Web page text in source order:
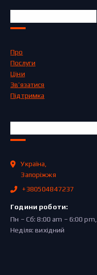
Про
Послуги
Ціни
Зв’язатися
Підтримка
Україна,
Запоріжжя
+380504847237
Години роботи:
Пн – Сб: 8:00 am – 6:00 pm,
Неділя: вихідний